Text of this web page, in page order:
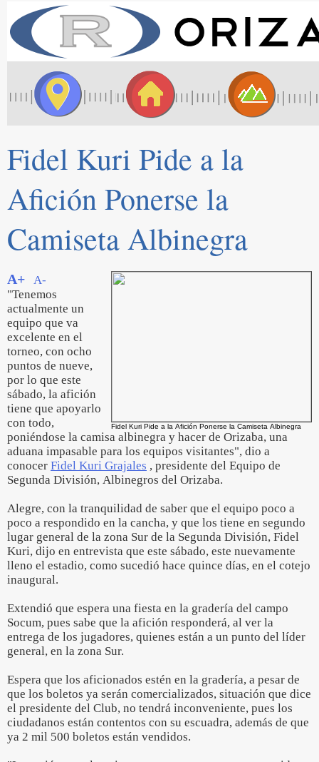
Fidel Kuri Pide a la
Afición Ponerse la
Camiseta Albinegra
Fidel Kuri Pide a la Afición Ponerse la Camiseta Albinegra
A+
A-
"Tenemos
actualmente un
equipo que va
excelente en el
torneo, con ocho
puntos de nueve,
por lo que este
sábado, la afición
tiene que apoyarlo
con todo,
poniéndose la camisa albinegra y hacer de Orizaba, una
aduana impasable para los equipos visitantes", dio a
conocer Fidel Kuri Grajales , presidente del Equipo de
Segunda División, Albinegros del Orizaba.
Alegre, con la tranquilidad de saber que el equipo poco a
poco a respondido en la cancha, y que los tiene en segundo
lugar general de la zona Sur de la Segunda División, Fidel
Kuri, dijo en entrevista que este sábado, este nuevamente
lleno el estadio, como sucedió hace quince días, en el cotejo
inaugural.
Extendió que espera una fiesta en la gradería del campo
Socum, pues sabe que la afición responderá, al ver la
entrega de los jugadores, quienes están a un punto del líder
general, en la zona Sur.
Espera que los aficionados estén en la gradería, a pesar de
que los boletos ya serán comercializados, situación que dice
el presidente del Club, no tendrá inconveniente, pues los
ciudadanos están contentos con su escuadra, además de que
ya 2 mil 500 boletos están vendidos.